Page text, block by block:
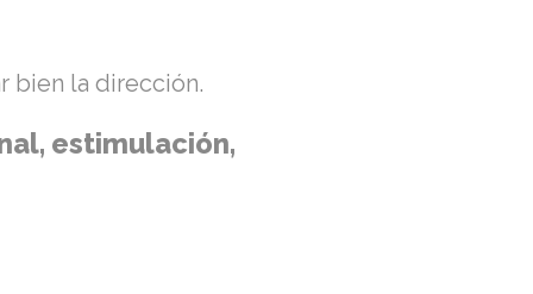
bien la dirección.
estimulación,